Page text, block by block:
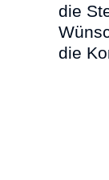
die
die